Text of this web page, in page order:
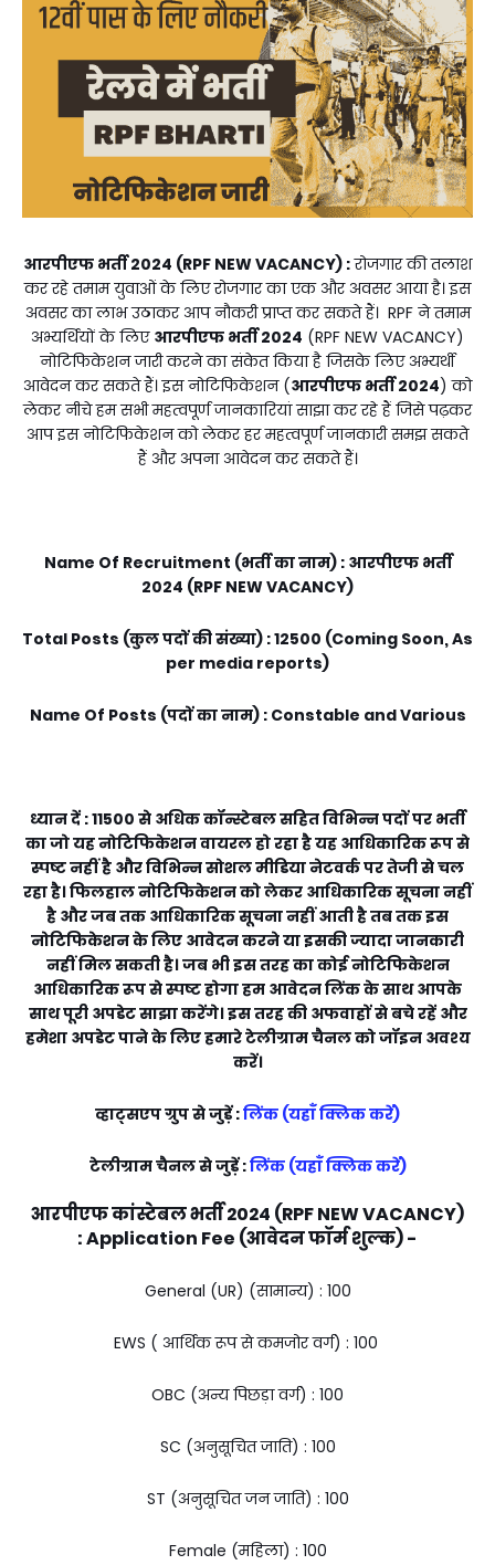
आरपीएफ भर्ती 2024 (RPF NEW VACANCY) :रोजगार की तलाश
कर रहे तमाम युवाओं के लिए रोजगार का एक और अवसर आया है। इस
अवसर का लाभ उठाकर आप नौकरी प्राप्त कर सकते हैं। RPF ने तमाम
अभ्यर्थियों के लिए आरपीएफ भर्ती 2024 (RPF NEW VACANCY)
नोटिफिकेशन जारी करने का संकेत किया है जिसके लिए अभ्यर्थी
आवेदन कर सकते हैं। इस नोटिफिकेशन (आरपीएफ भर्ती 2024) को
लेकर नीचे हम सभी महत्वपूर्ण जानकारियां साझा कर रहे हैं जिसे पढ़कर
आप इस नोटिफिकेशन को लेकर हर महत्वपूर्ण जानकारी समझ सकते
हैं और अपना आवेदन कर सकते हैं।
Name Of Recruitment (भर्ती का नाम) : आरपीएफ भर्ती
2024 (RPF NEW VACANCY)
Total Posts (कुल पदों की संख्या) : 12500 (Coming Soon, As
per media reports)
Name Of Posts (पदों का नाम) : Constable and Various
ध्यान दें : 11500 से अधिक कॉन्स्टेबल सहित विभिन्न पदों पर भर्ती
का जो यह नोटिफिकेशन वायरल हो रहा है यह आधिकारिक रूप से
स्पष्ट नहीं है और विभिन्न सोशल मीडिया नेटवर्क पर तेजी से चल
रहा है। फिलहाल नोटिफिकेशन को लेकर आधिकारिक सूचना नहीं
है और जब तक आधिकारिक सूचना नहीं आती है तब तक इस
नोटिफिकेशन के लिए आवेदन करने या इसकी ज्यादा जानकारी
नहीं मिल सकती है। जब भी इस तरह का कोई नोटिफिकेशन
आधिकारिक रूप से स्पष्ट होगा हम आवेदन लिंक के साथ आपके
साथ पूरी अपडेट साझा करेंगे। इस तरह की अफवाहों से बचे रहें और
हमेशा अपडेट पाने के लिए हमारे टेलीग्राम चैनल को जॉइन अवश्य
करें।
व्हाट्सएप ग्रुप से जुड़ें :लिंक (यहाँ क्लिक करें)
टेलीग्राम चैनल से जुड़ें :लिंक (यहाँ क्लिक करें)
आरपीएफ कांस्टेबल भर्ती 2024 (RPF NEW VACANCY)
:Application Fee (आवेदन फॉर्म शुल्क) -
General (UR) (सामान्य) : ₹100
EWS ( आर्थिक रूप से कमजोर वर्ग) : ₹100
OBC (अन्य पिछड़ा वर्ग) : ₹100
SC (अनुसूचित जाति) : ₹100
ST (अनुसूचित जन जाति) : ₹100
Female (महिला) : ₹100